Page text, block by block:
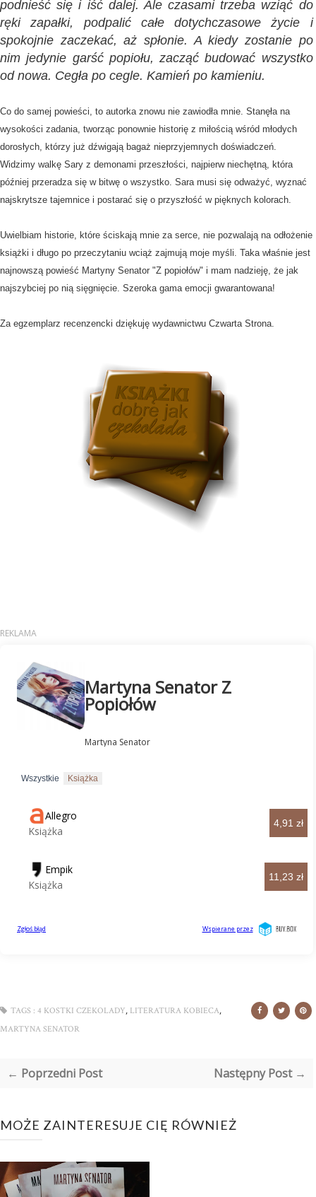
podnieść się i iść dalej. Ale czasami trzeba wziąć do
ręki zapałki, podpalić całe dotychczasowe życie i
spokojnie zaczekać, aż spłonie. A kiedy zostanie po
nim jedynie garść popiołu, zacząć budować wszystko
od nowa. Cegła po cegle. Kamień po kamieniu.
Co do samej powieści, to autorka znowu nie zawiodła mnie. Stanęła na
wysokości zadania, tworząc ponownie historię z miłością wśród młodych
dorosłych, którzy już dźwigają bagaż nieprzyjemnych doświadczeń.
Widzimy walkę Sary z demonami przeszłości, najpierw niechętną, która
później przeradza się w bitwę o wszystko. Sara musi się odważyć, wyznać
najskrytsze tajemnice i postarać się o przyszłość w pięknych kolorach.
Uwielbiam historie, które ściskają mnie za serce, nie pozwalają na odłożenie
książki i długo po przeczytaniu wciąż zajmują moje myśli. Taka właśnie jest
najnowszą powieść Martyny Senator "Z popiołów" i mam nadzieję, że jak
najszybciej po nią sięgnięcie. Szeroka gama emocji gwarantowana!
Za egzemplarz recenzencki dziękuję wydawnictwu Czwarta Strona.
TAGS : 4 KOSTKI CZEKOLADY, LITERATURA KOBIECA,
MARTYNA SENATOR
← Poprzedni Post Następny Post →
MOŻE ZAINTERESUJE CIĘ RÓWNIEŻ